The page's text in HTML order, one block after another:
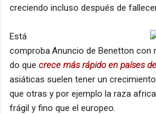
creciendo incluso después de
Anuncio de Benetton con
Está
comproba
do que crece más rápido en países
asiáticas suelen tener un
que otras y por ejemplo la raza
frágil y fino que el europeo.